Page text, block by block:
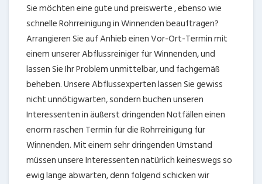
Sie möchten eine gute und preiswerte , ebenso wie
schnelle Rohrreinigung in Winnenden beauftragen?
Arrangieren Sie auf Anhieb einen Vor-Ort-Termin mit
einem unserer Abflussreiniger für Winnenden, und
lassen Sie Ihr Problem unmittelbar, und fachgemäß
beheben. Unsere Abflussexperten lassen Sie gewiss
nicht unnötigwarten, sondern buchen unseren
Interessenten in äußerst dringenden Notfällen einen
enorm raschen Termin für die Rohrreinigung für
Winnenden. Mit einem sehr dringenden Umstand
müssen unsere Interessenten natürlich keineswegs so
ewig lange abwarten, denn folgend schicken wir